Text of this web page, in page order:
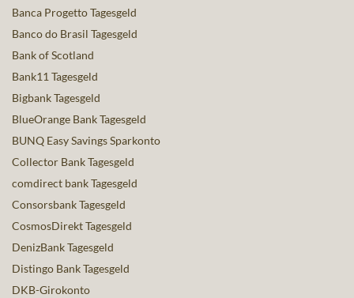
Banca Progetto Tagesgeld
Banco do Brasil Tagesgeld
Bank of Scotland
Bank11 Tagesgeld
Bigbank Tagesgeld
BlueOrange Bank Tagesgeld
BUNQ Easy Savings Sparkonto
Collector Bank Tagesgeld
comdirect bank Tagesgeld
Consorsbank Tagesgeld
CosmosDirekt Tagesgeld
DenizBank Tagesgeld
Distingo Bank Tagesgeld
DKB-Girokonto